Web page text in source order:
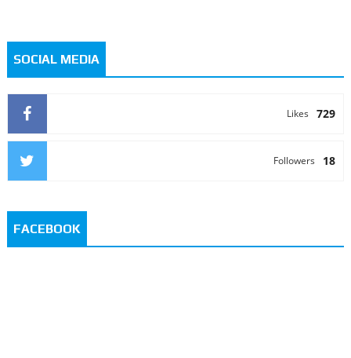
SOCIAL MEDIA
729
Likes
18
Followers
FACEBOOK